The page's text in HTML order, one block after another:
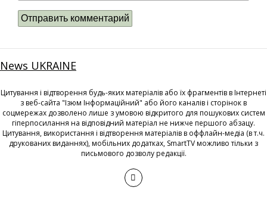
News UKRAINE
Цитування і відтворення будь-яких матеріалів або їх фрагментів в Інтернеті
з веб-сайта "Ізюм Інформаційний" або його каналів і сторінок в
соцмережах дозволено лише з умовою відкритого для пошукових систем
гіперпосилання на відповідний матеріал не нижче першого абзацу.
Цитування, використання і відтворення матеріалів в оффлайн-медіа (в т.ч.
друкованих виданнях), мобільних додатках, SmartTV можливо тільки з
письмового дозволу редакції.